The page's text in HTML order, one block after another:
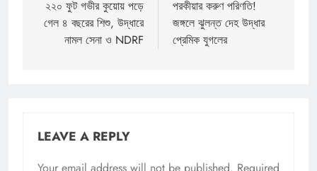
navigation
২২০ ফুট গভীর কুয়োয় পড়ে
গেল ৪ বছরের শিশু, উদ্ধারে
নামল সেনা ও NDRF
পরকীয়ার করুণ পরিণতি!
জঙ্গলে ঝুলন্ত দেহ উদ্ধার
প্রেমিক যুগলের
LEAVE A REPLY